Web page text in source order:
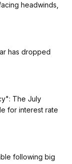
headwinds,
has dropped
The July
for interest rate
following big